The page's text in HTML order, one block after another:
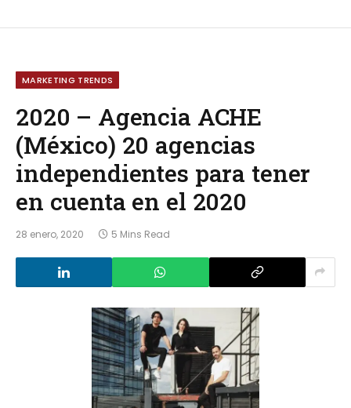
MARKETING TRENDS
2020 – Agencia ACHE
(México) 20 agencias
independientes para tener
en cuenta en el 2020
28 enero, 2020 5 Mins Read